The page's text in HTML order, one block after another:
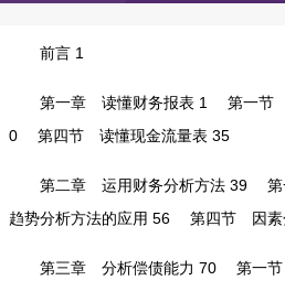
前言 1
第一章 读懂财务报表 1 第一节
0 第四节 读懂现金流量表 35
第二章 运用财务分析方法 39 第
趋势分析方法的应用 56 第四节 因素
第三章 分析偿债能力 70 第一节